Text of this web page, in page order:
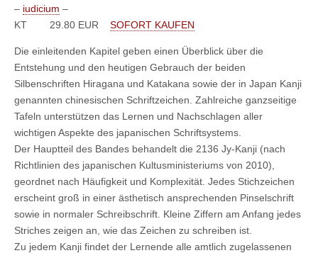
– iudicium –
KT 29.80 EUR SOFORT KAUFEN
Die einleitenden Kapitel geben einen Überblick über die
Entstehung und den heutigen Gebrauch der beiden
Silbenschriften Hiragana und Katakana sowie der in Japan Kanji
genannten chinesischen Schriftzeichen. Zahlreiche ganzseitige
Tafeln unterstützen das Lernen und Nachschlagen aller
wichtigen Aspekte des japanischen Schriftsystems.
Der Hauptteil des Bandes behandelt die 2136 Jy-Kanji (nach
Richtlinien des japanischen Kultusministeriums von 2010),
geordnet nach Häufigkeit und Komplexität. Jedes Stichzeichen
erscheint groß in einer ästhetisch ansprechenden Pinselschrift
sowie in normaler Schreibschrift. Kleine Ziffern am Anfang jedes
Striches zeigen an, wie das Zeichen zu schreiben ist.
Zu jedem Kanji findet der Lernende alle amtlich zugelassenen